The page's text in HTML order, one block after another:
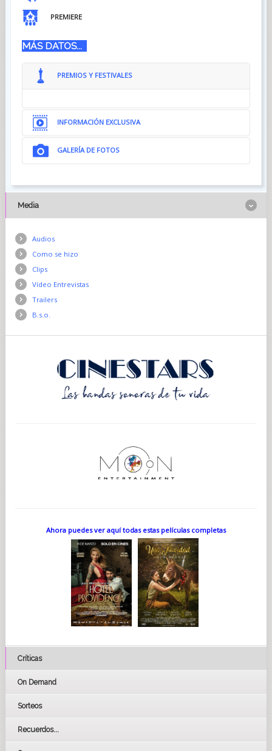
PREMIERE
MÁS DATOS...
PREMIOS Y FESTIVALES
INFORMACIÓN EXCLUSIVA
GALERÍA DE FOTOS
Media
Audios
Como se hizo
Clips
Vídeo Entrevistas
Trailers
B.s.o.
Ahora puedes ver aquí todas estas películas completas
Críticas
On Demand
Sorteos
Recuerdos...